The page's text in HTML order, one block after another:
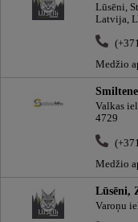
Lūsēni,
Latvija,
Medžio
Valkas
4729
Medžio
Lūsēni,
Varoņu